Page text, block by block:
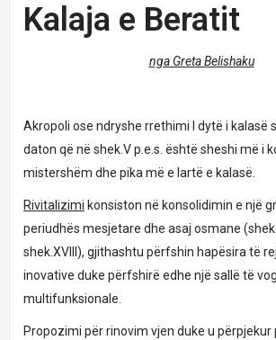
Kalaja e Beratit
nga Greta Belishaku
Akropoli ose ndryshe rrethimi I dytë i kalasë
daton që në shek.V p.e.s. është sheshi më i
mistershëm dhe pika më e lartë e kalasë.
Rivitalizimi konsiston në konsolidimin e një
periudhës mesjetare dhe asaj osmane
shek.XVIII), gjithashtu përfshin hapësira të
inovative duke përfshirë edhe një sallë të
multifunksionale.
Propozimi për rinovim vjen duke u përpjekur